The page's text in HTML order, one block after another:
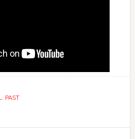
PAST